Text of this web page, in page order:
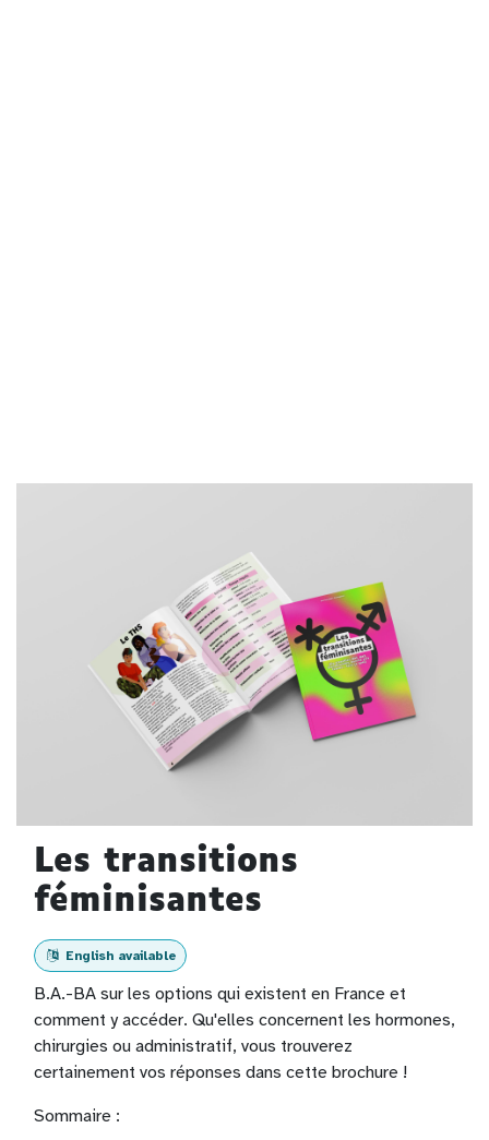
Les transitions
féminisantes
English available
B.A.-BA sur les options qui existent en France et
comment y accéder. Qu'elles concernent les hormones,
chirurgies ou administratif, vous trouverez
certainement vos réponses dans cette brochure !
Sommaire :